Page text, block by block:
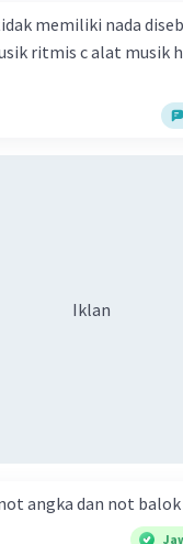
memiliki nada
ritmis c alat musik
Iklan
angka dan not balok​